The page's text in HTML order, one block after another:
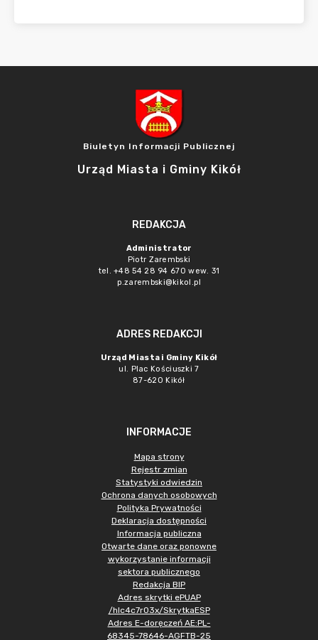
Biuletyn Informacji Publicznej
Urząd Miasta i Gminy Kikół
REDAKCJA
Administrator
Piotr Zarembski
tel. +48 54 28 94 670 wew. 31
p.zarembski@kikol.pl
ADRES REDAKCJI
Urząd Miasta i Gminy Kikół
ul. Plac Kościuszki 7
87-620 Kikół
INFORMACJE
Mapa strony
Rejestr zmian
Statystyki odwiedzin
Ochrona danych osobowych
Polityka Prywatności
Deklaracja dostępności
Informacja publiczna
Otwarte dane oraz ponowne
wykorzystanie informacji
sektora publicznego
Redakcja BIP
Adres skrytki ePUAP
/hlc4c7r03x/SkrytkaESP
Adres E-doręczeń AE:PL-
68345-78646-AGFTB-25